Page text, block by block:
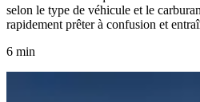
selon le type de véhicule et le
rapidement prêter à confusion et
6 min